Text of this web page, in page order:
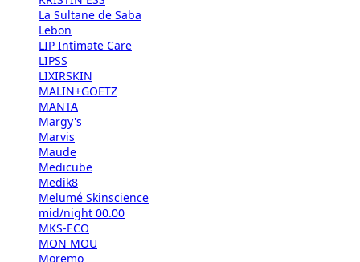
La Sultane de Saba
Lebon
LIP Intimate Care
LIPSS
LIXIRSKIN
MALIN+GOETZ
MANTA
Margy's
Marvis
Maude
Medicube
Medik8
Melumé Skinscience
mid/night 00.00
MKS-ECO
MON MOU
Moremo